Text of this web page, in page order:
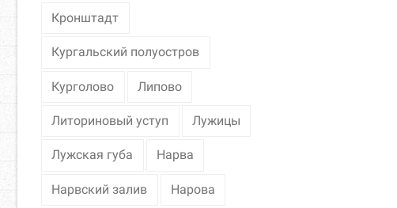
Кронштадт
Кургальский полуостров
Курголово Липово
Литориновый уступ Лужицы
Лужская губа Нарва
Нарвский залив Нарова